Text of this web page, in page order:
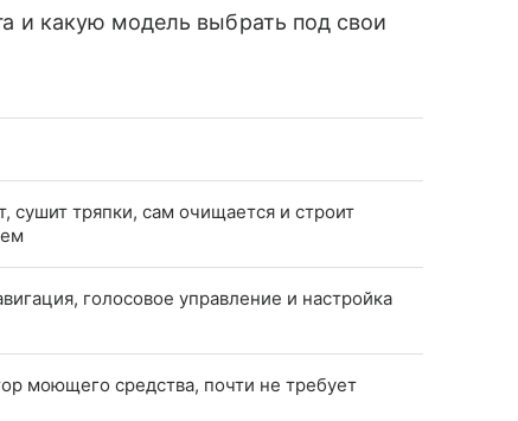
и какую модель выбрать под свои
сушит тряпки, сам очищается и строит
голосовое управление и настройка
моющего средства, почти не требует